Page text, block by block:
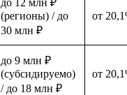
(регионы) / до
30 млн ₽
от
до 9 млн ₽
(субсидируемо)
/ до 18 млн ₽
от